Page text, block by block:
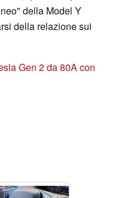
della Model Y
della relazione sui
Gen 2 da 80A con